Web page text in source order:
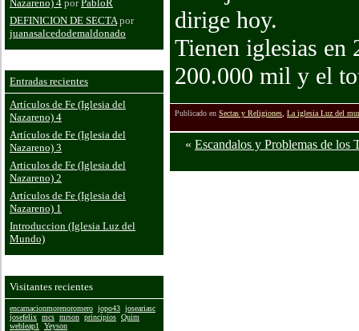
dirige hoy.
Tienen iglesias en
200.000 mil y el
Publicado en Sectas y Religiones La iglesia Luz del
« Escandalos y Problemas de los
Nazareno) 4 porPabloR
DEFINICION DE SECTA por
juanasalcedodemaldonado
Entradas recientes
Artículos de Fe (Iglesia del
Nazareno) 4
Artículos de Fe (Iglesia del
Nazareno) 3
Articulos de Fe (Iglesia del
Nazareno) 2
Artículos de Fe (Iglesia del
Nazareno) 1
Introduccion (Iglesia Luz del
Mundo)
Visitantes recientes
encarnacionmorenoromero jopo43 joseariasc
josefelix mcs mrson principios Quim
webleap1
Yeyson